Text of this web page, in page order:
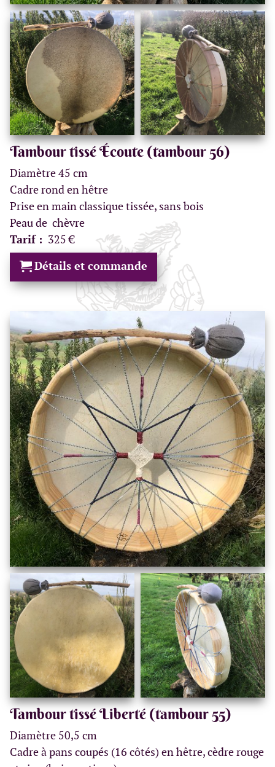
Tambour tissé Écoute (tambour 56)
Diamètre 45 cm
Cadre rond en hêtre
Prise en main classique tissée, sans bois
Peau de chèvre
Tarif : 325 €
Détails et commande
Tambour tissé Liberté (tambour 55)
Diamètre 50,5 cm
Cadre à pans coupés (16 côtés) en hêtre, cèdre rouge